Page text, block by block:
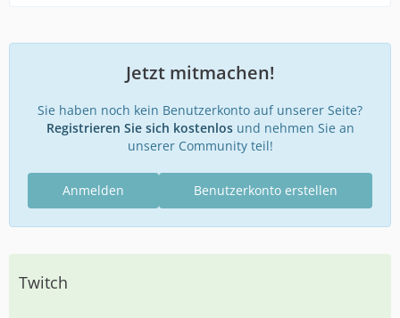
Jetzt mitmachen!
Sie haben noch kein Benutzerkonto auf unserer Seite?
Registrieren Sie sich kostenlosund nehmen Sie an
unserer Community teil!
Benutzerkonto erstellen
Anmelden
Twitch